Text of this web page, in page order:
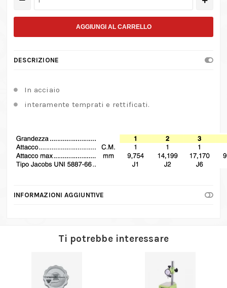
con
attacco
UNI
5887-
AGGIUNGI AL CARRELLO
DESCRIZIONE
In acciaio
interamente temprati e rettificati.
INFORMAZIONI AGGIUNTIVE
Ti potrebbe interessare